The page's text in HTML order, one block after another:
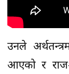
उनले
आएको र